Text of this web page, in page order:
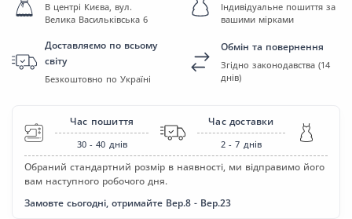
В центрі Києва, вул.
Велика Васильківська 6
Індивідуальне пошиття за
вашими мірками
Доставляємо по всьому
світу
Безкоштовно по Україні
Обмін та повернення
Згідно законодавства (14
днів)
Час пошиття
30 - 40 днів
Час доставки
2 - 7 днів
Обраний стандартний розмір в наявності, ми відправимо його
вам наступного робочого дня.
Замовте сьогодні, отримайте Вер.8 - Вер.23